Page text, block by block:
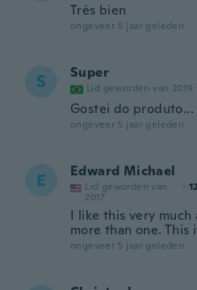
Très bien
ongeveer 5 jaar geleden
S Super
Lid geworden van 2019
Gostei do produto...
ongeveer 5 jaar geleden
E Edward Michael
Lid geworden van
2017
·
I like this very much
more than one. This
ongeveer 5 jaar geleden